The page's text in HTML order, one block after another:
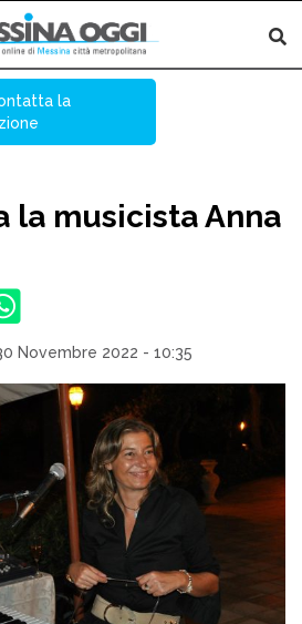
la
la musicista Anna
Novembre 2022 - 10:35